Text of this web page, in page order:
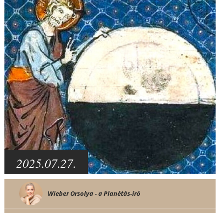
2025.07.27.
Wieber Orsolya - a Planétás-író